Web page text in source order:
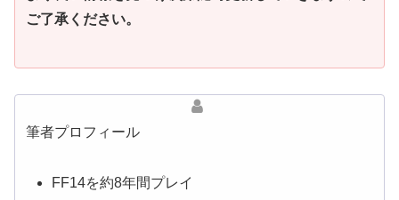
ご了承ください。
筆者プロフィール
FF14を約8年間プレイ